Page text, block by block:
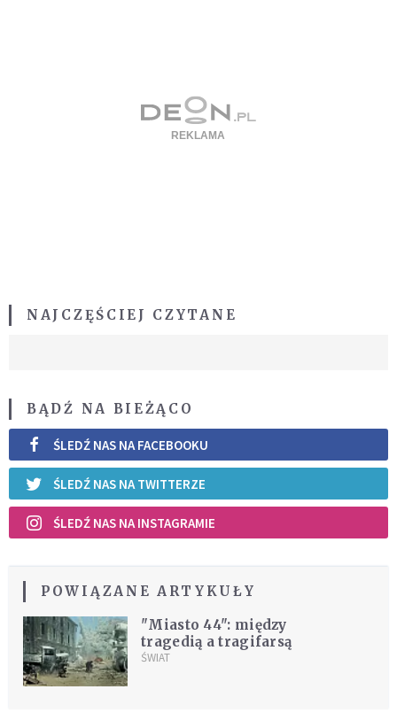
NAJCZĘŚCIEJ CZYTANE
BĄDŹ NA BIEŻĄCO
ŚLEDŹ NAS NA FACEBOOKU
ŚLEDŹ NAS NA TWITTERZE
ŚLEDŹ NAS NA INSTAGRAMIE
POWIĄZANE ARTYKUŁY
"Miasto 44": między
tragedią a tragifarsą
ŚWIAT